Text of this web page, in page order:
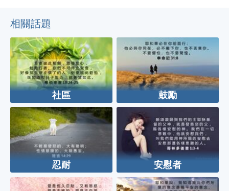
相關話題
社區 鼓勵
忍耐 安慰者